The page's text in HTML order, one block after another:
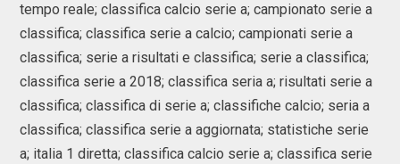
tempo reale; classifica calcio serie a; campionato serie a
classifica; classifica serie a calcio; campionati serie a
classifica; serie a risultati e classifica; serie a classifica;
classifica serie a 2018; classifica seria a; risultati serie a
classifica; classifica di serie a; classifiche calcio; seria a
classifica; classifica serie a aggiornata; statistiche serie
a; italia 1 diretta; classifica calcio serie a; classifica serie